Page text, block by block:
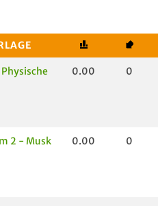
0.00 0
2 - Musk
0.00 0